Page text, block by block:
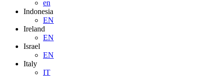
en
Indonesia
EN
Ireland
EN
Israel
EN
Italy
IT